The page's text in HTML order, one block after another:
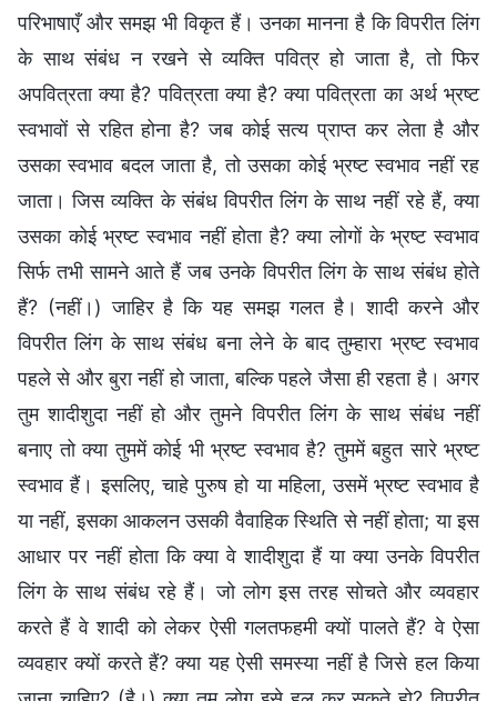
परिभाषाएँ और समझ भी विकृत हैं। उनका मानना है कि विपरीत लिंग
के साथ संबंध न रखने से व्यक्ति पवित्र हो जाता है, तो फिर
अपवित्रता क्या है? पवित्रता क्या है? क्या पवित्रता का अर्थ भ्रष्ट
स्वभावों से रहित होना है? जब कोई सत्य प्राप्त कर लेता है और
उसका स्वभाव बदल जाता है, तो उसका कोई भ्रष्ट स्वभाव नहीं रह
जाता। जिस व्यक्ति के संबंध विपरीत लिंग के साथ नहीं रहे हैं, क्या
उसका कोई भ्रष्ट स्वभाव नहीं होता है? क्या लोगों के भ्रष्ट स्वभाव
सिर्फ तभी सामने आते हैं जब उनके विपरीत लिंग के साथ संबंध होते
हैं? (नहीं।) जाहिर है कि यह समझ गलत है। शादी करने और
विपरीत लिंग के साथ संबंध बना लेने के बाद तुम्हारा भ्रष्ट स्वभाव
पहले से और बुरा नहीं हो जाता, बल्कि पहले जैसा ही रहता है। अगर
तुम शादीशुदा नहीं हो और तुमने विपरीत लिंग के साथ संबंध नहीं
बनाए तो क्या तुममें कोई भी भ्रष्ट स्वभाव है? तुममें बहुत सारे भ्रष्ट
स्वभाव हैं। इसलिए, चाहे पुरुष हो या महिला, उसमें भ्रष्ट स्वभाव है
या नहीं, इसका आकलन उसकी वैवाहिक स्थिति से नहीं होता; या इस
आधार पर नहीं होता कि क्या वे शादीशुदा हैं या क्या उनके विपरीत
लिंग के साथ संबंध रहे हैं। जो लोग इस तरह सोचते और व्यवहार
करते हैं वे शादी को लेकर ऐसी गलतफहमी क्यों पालते हैं? वे ऐसा
व्यवहार क्यों करते हैं? क्या यह ऐसी समस्या नहीं है जिसे हल किया